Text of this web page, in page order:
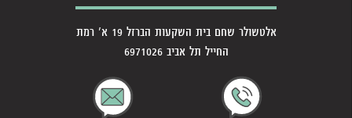
אלטשולר שחם בית השקעות הברזל 19 א' רמת
החייל תל אביב 6971026